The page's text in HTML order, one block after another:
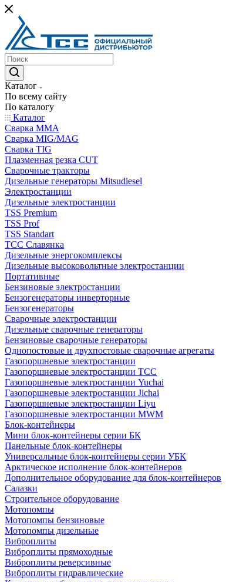
Каталог
По всему сайту
По каталогу
Каталог
Сварка MMA
Сварка MIG/MAG
Сварка TIG
Плазменная резка CUT
Сварочные тракторы
Дизельные генераторы Mitsudiesel
Электростанции
Дизельные электростанции
TSS Premium
TSS Prof
TSS Standart
ТСС Славянка
Дизельные энергокомплексы
Дизельные высоковольтные электростанции
Портативные
Бензиновые электростанции
Бензогенераторы инверторные
Бензогенераторы
Сварочные электростанции
Дизельные сварочные генераторы
Бензиновые сварочные генераторы
Однопостовые и двухпостовые сварочные агрегаты
Газопоршневые электростанции
Газопоршневые электростанции ТСС
Газопоршневые электростанции Yuchai
Газопоршневые электростанции Jichai
Газопоршневые электростанции Liyu
Газопоршневые электростанции MWM
Блок-контейнеры
Мини блок-контейнеры серии БК
Панельные блок-контейнеры
Универсальные блок-контейнеры серии УБК
Арктическое исполнение блок-контейнеров
Дополнительное оборудование для блок-контейнеров
Салазки
Строительное оборудование
Мотопомпы
Мотопомпы бензиновые
Мотопомпы дизельные
Виброплиты
Виброплиты прямоходные
Виброплиты реверсивные
Виброплиты гидравлические